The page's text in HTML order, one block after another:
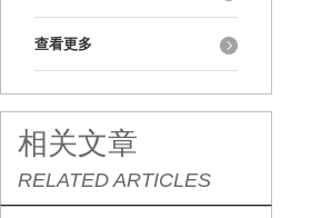
查看更多
相关文章
RELATED ARTICLES